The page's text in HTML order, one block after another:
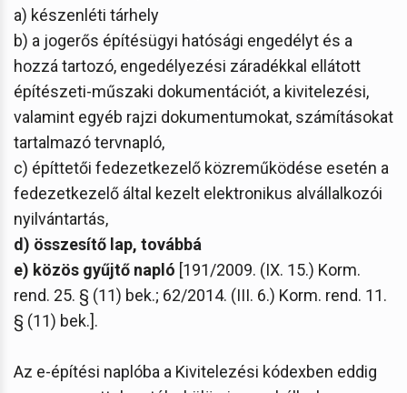
a) készenléti tárhely
b) a jogerős építésügyi hatósági engedélyt és a
hozzá tartozó, engedélyezési záradékkal ellátott
építészeti-műszaki dokumentációt, a kivitelezési,
valamint egyéb rajzi dokumentumokat, számításokat
tartalmazó tervnapló,
c) építtetői fedezetkezelő közreműködése esetén a
fedezetkezelő által kezelt elektronikus alvállalkozói
nyilvántartás,
d) összesítő lap, továbbá
e) közös gyűjtő napló [191/2009. (IX. 15.) Korm.
rend. 25. § (11) bek.; 62/2014. (III. 6.) Korm. rend. 11.
§ (11) bek.].
Az e-építési naplóba a Kivitelezési kódexben eddig